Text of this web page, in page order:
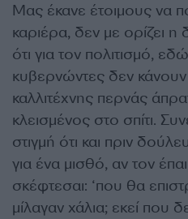
Μας έκανε έτοιμους να
καριέρα, δεν με ορίζει
ότι για τον πολιτισμό,
κυβερνώντες δεν κάνουν
καλλιτέχνης περνάς
κλεισμένος στο σπίτι.
στιγμή ότι και πριν
για ένα μισθό, αν τον
σκέφτεσαι: ‘που θα
μίλαγαν χάλια; εκεί που